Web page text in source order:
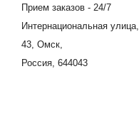
Прием заказов - 24/7
Интернациональная улица,
43, Омск,
Россия, 644043